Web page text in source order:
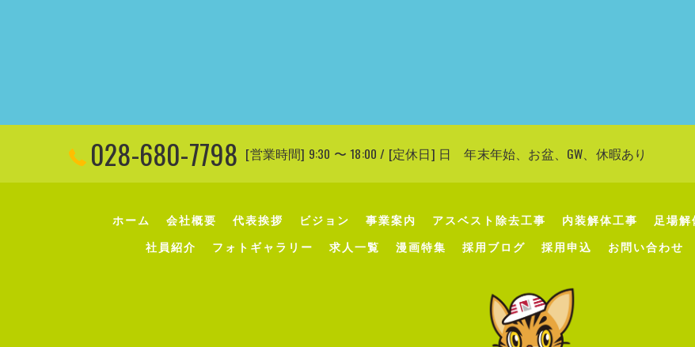
028-680-7798 [営業時間] 9:30 〜 18:00 / [定休日] 日 年末年始、お盆、GW、休暇あり
ホーム 会社概要 代表挨拶 ビジョン 事業案内 アスベスト除去工事 内装解体工事 足場解
社員紹介
フォトギャラリー 求人一覧 漫画特集 採用ブログ 採用申込 お問い合わせ